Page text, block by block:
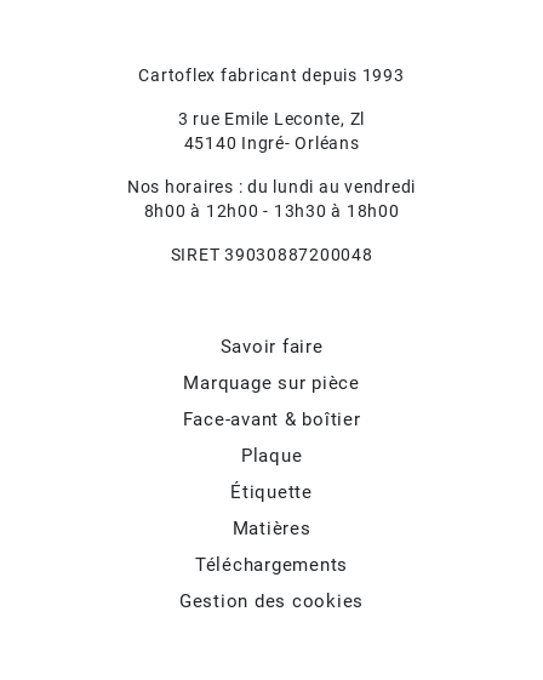
Cartoflex fabricant depuis 1993
3 rue Emile Leconte, Zl
45140 Ingré- Orléans
Nos horaires : du lundi au vendredi
8h00 à 12h00 - 13h30 à 18h00
SIRET 39030887200048
Savoir faire
Marquage sur pièce
Face-avant & boîtier
Plaque
Étiquette
Matières
Téléchargements
Gestion des cookies